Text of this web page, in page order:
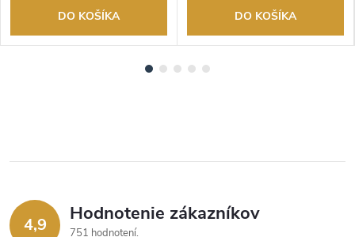
DO KOŠÍKA DO KOŠÍKA
4,9 Hodnotenie zákazníkov
751 hodnotení